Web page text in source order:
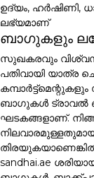
ഉദ്യം, ഹർഷിണി,
ലഭ്യമാണ്
ബാഗുകളും
സുഖകരവും
പതിവായി യാത്ര
ബാഗുകൾ ട്രാവൽ
ഘടകങ്ങളാണ്.
sandhai.ae